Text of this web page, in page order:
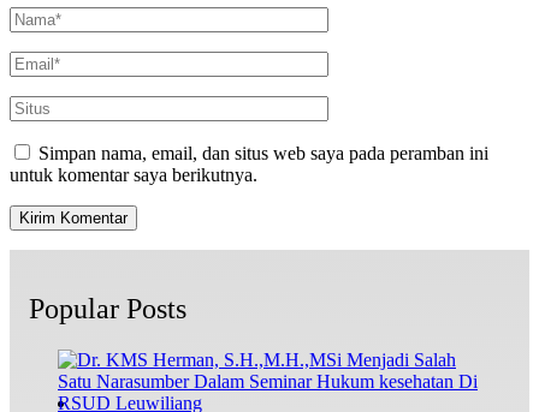
Simpan nama, email, dan situs web saya pada peramban ini
untuk komentar saya berikutnya.
Popular Posts